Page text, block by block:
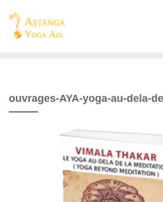
ouvrages-AYA-yoga-au-dela-